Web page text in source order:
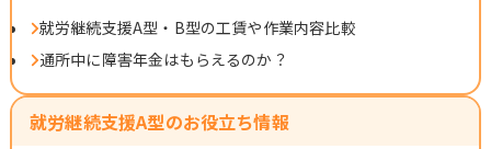
就労継続支援A型・B型の工賃や作業内容比較
通所中に障害年金はもらえるのか？
就労継続支援A型のお役立ち情報